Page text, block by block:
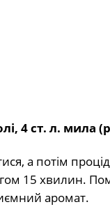
4 ст. л. мила
а потім
15 хвилин.
аромат.